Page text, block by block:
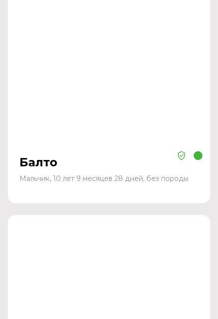
Балто
Мальчик, 10 лет 9 месяцев 28 дней, без породы